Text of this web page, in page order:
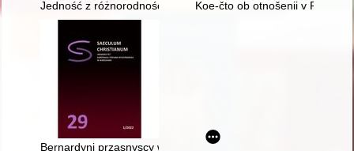
Jedność z różnorodności : zbiór studiów nad różnymi
Koe-čto ob otnošenii v Persii k
Bernardyni przasnyscy w XVIII wieku - recenzja]